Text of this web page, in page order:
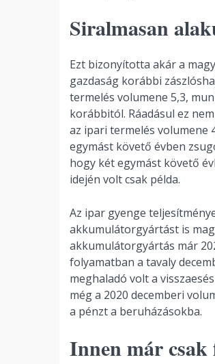
Siralmasan
Ezt bizonyította akár a
gazdaság korábbi
termelés volumene 5,3,
korábbitól. Ráadásul ez
az ipari termelés volumene
egymást követő évben
hogy két egymást követő
idején volt csak példa.
Az ipar gyenge
akkumulátorgyártást is
akkumulátorgyártás már
folyamatban a tavaly
meghaladó volt a
még a 2020 decemberi
a pénzt a beruházásokba.
Innen már csak